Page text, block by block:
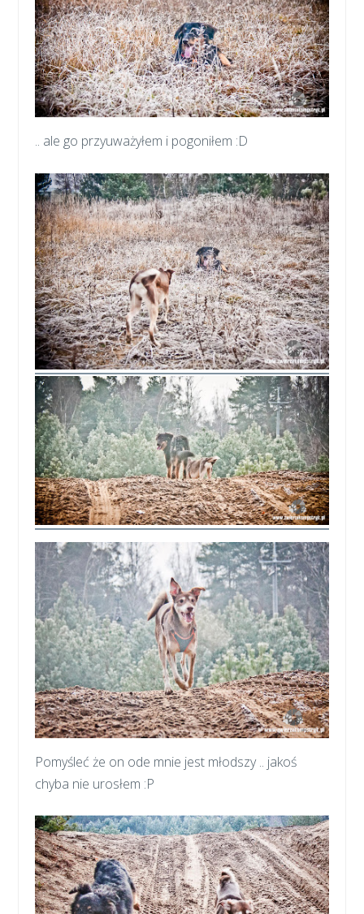
.. ale go przyuważyłem i pogoniłem :D
Pomyśleć że on ode mnie jest młodszy .. jakoś
chyba nie urosłem :P